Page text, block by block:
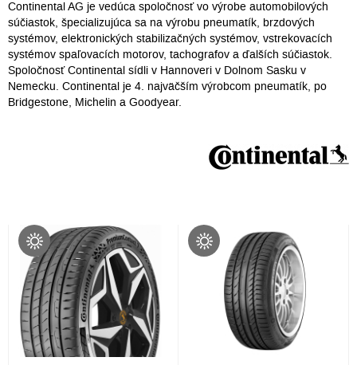
Continental AG je vedúca spoločnosť vo výrobe automobilových
súčiastok, špecializujúca sa na výrobu pneumatík, brzdových
systémov, elektronických stabilizačných systémov, vstrekovacích
systémov spaľovacích motorov, tachografov a ďalších súčiastok.
Spoločnosť Continental sídli v Hannoveri v Dolnom Sasku v
Nemecku. Continental je 4. najväčším výrobcom pneumatík, po
Bridgestone, Michelin a Goodyear.